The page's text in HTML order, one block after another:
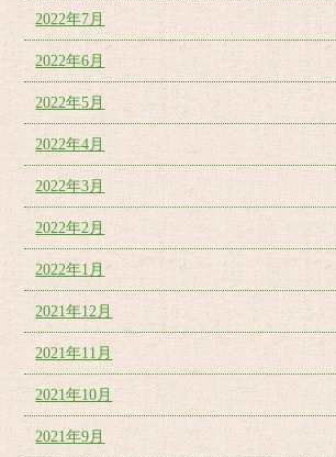
2022年7月
2022年6月
2022年5月
2022年4月
2022年3月
2022年2月
2022年1月
2021年12月
2021年11月
2021年10月
2021年9月